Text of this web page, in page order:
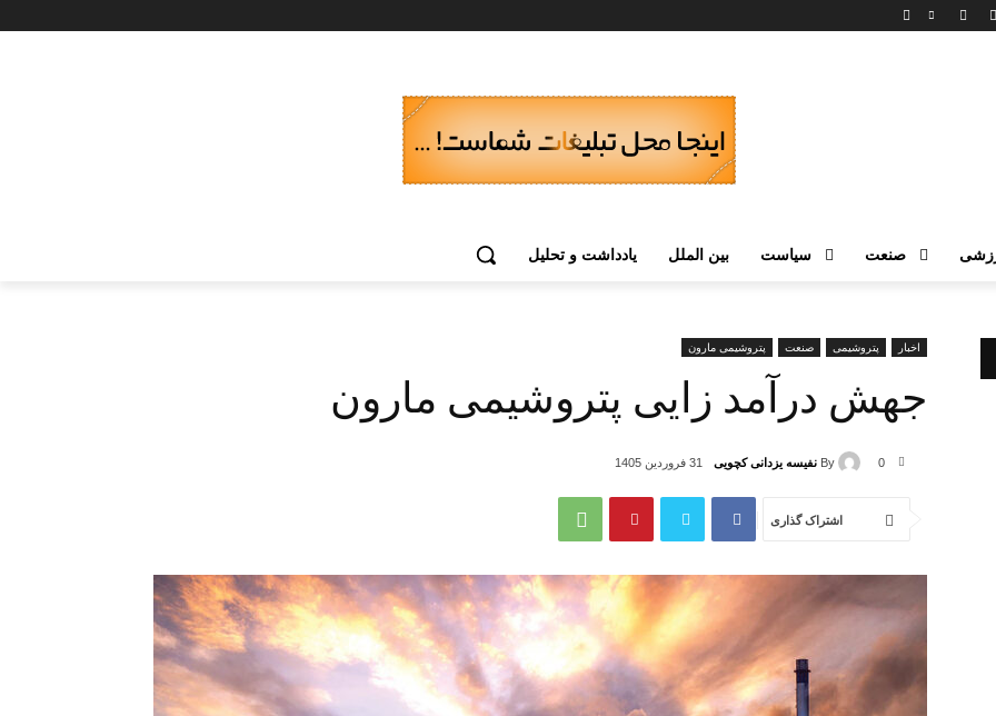
صنعت سیاست بین الملل یادداشت و تحلیل
اخبار
پتروشیمی صنعت پتروشیمی مارون
جهش درآمد زایی پتروشیمی مارون
By نفیسه یزدانی کچویی 31 فروردین 1405 0
اشتراک گذاری